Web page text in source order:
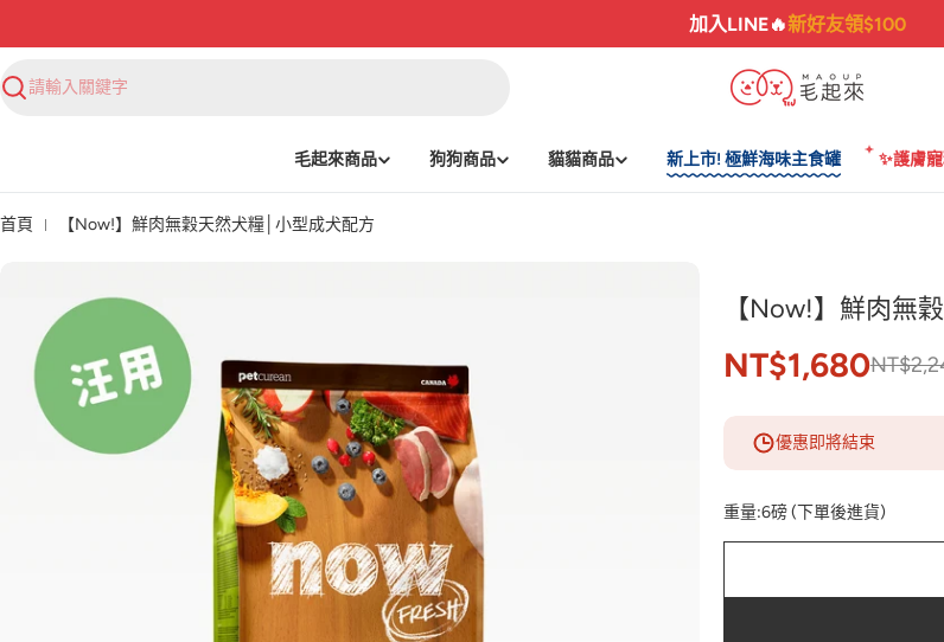
加入LINE🔥新好友領$100
搜
毛起來商品 狗狗商品 貓貓商品 新上市! 極鮮海味主食罐 ✨護膚
首頁 【Now!】鮮肉無穀天然犬糧│小型成犬配方
【Now!】鮮肉無
NT$1,680
優惠即將結束
重量:6磅 (下單後進貨)